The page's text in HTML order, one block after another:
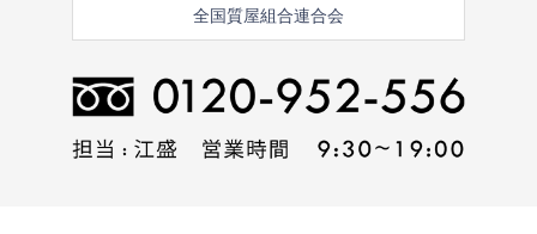
全国質屋組合連合会